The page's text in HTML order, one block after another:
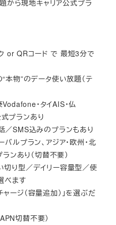
から現地キャリア公式プラ
or QRコード で 最短3分で
本物”のデータ使い放題（テ
・タイAIS・仏
プランあり
／SMS込みのプランもあり
ルプラン、アジア・欧州・北
ンあり（切替不要）
切り型／デイリー容量型／使
べます
ージ（容量追加）」を選ぶだ
切替不要）